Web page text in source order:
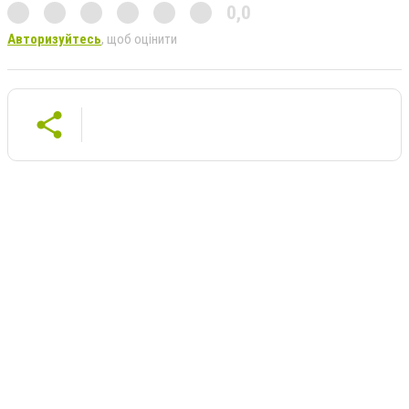
0,0
Авторизуйтесь, щоб оцінити